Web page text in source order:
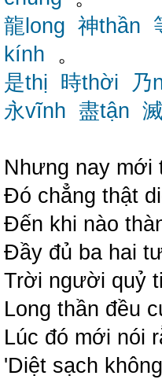
龍long 神thần
kính 。
是thị 時thời 乃
永vĩnh 盡tận
Nhưng nay mới
Đó chẳng thật
Đến khi nào
Đầy đủ ba hai
Trời người quỷ
Long thần đều
Lúc đó mới nói
'Diệt sạch